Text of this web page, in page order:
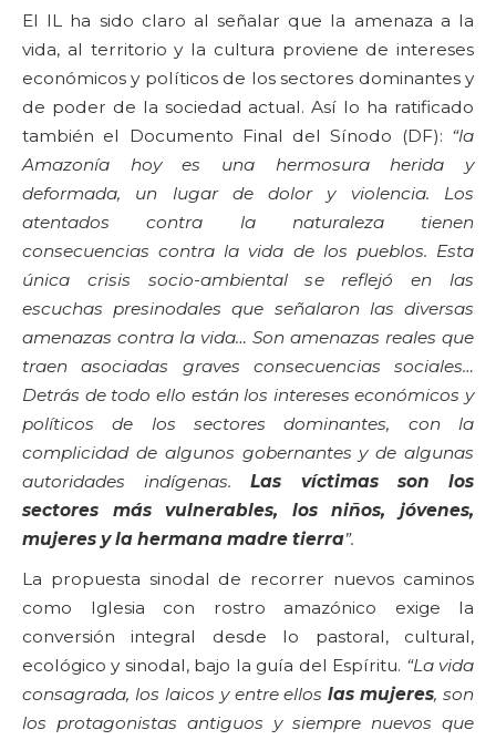
El IL ha sido claro al señalar que la amenaza a la
vida, al territorio y la cultura proviene de intereses
económicos y políticos de los sectores dominantes y
de poder de la sociedad actual. Así lo ha ratificado
también el Documento Final del Sínodo (DF): “la
Amazonía hoy es una hermosura herida y
deformada, un lugar de dolor y violencia. Los
atentados contra la naturaleza tienen
consecuencias contra la vida de los pueblos. Esta
única crisis socio-ambiental se reflejó en las
escuchas presinodales que señalaron las diversas
amenazas contra la vida… Son amenazas reales que
traen asociadas graves consecuencias sociales…
Detrás de todo ello están los intereses económicos y
políticos de los sectores dominantes, con la
complicidad de algunos gobernantes y de algunas
autoridades indígenas.Las víctimas son los
sectores más vulnerables, los niños, jóvenes,
mujeres y la hermana madre tierra”.
La propuesta sinodal de recorrer nuevos caminos
como Iglesia con rostro amazónico exige la
conversión integral desde lo pastoral, cultural,
ecológico y sinodal, bajo la guía del Espíritu. “La vida
consagrada, los laicos y entre elloslas mujeres, son
los protagonistas antiguos y siempre nuevos que